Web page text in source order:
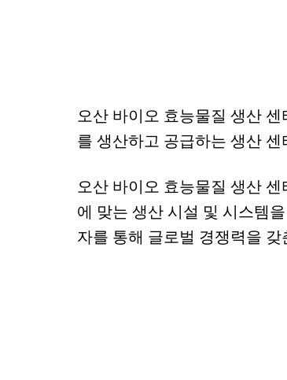
오산 바이오 효능물질 생산
를 생산하고 공급하는 생산
오산 바이오 효능물질 생산
에 맞는 생산 시설 및 시스템
자를 통해 글로벌 경쟁력을